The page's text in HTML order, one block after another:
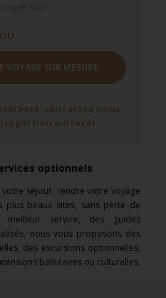
appel local)
OU
VOYAGE SUR MESURE
contactez nous
(appel non surtaxé)
optionnels
séjour, rendre votre voyage
plus beaux sites, sans perte de
service, des guides
nous vous proposons des
des excursions optionnelles,
balnéaires ou culturelles.